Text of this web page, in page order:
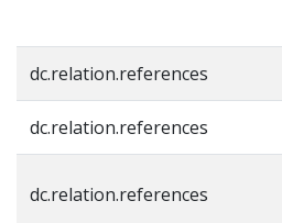
dc.relation.references
dc.relation.references
dc.relation.references